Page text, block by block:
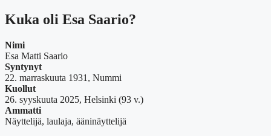
Kuka oli Esa Saario?
Nimi
Esa Matti Saario
Syntynyt
22. marraskuuta 1931, Nummi
Kuollut
26. syyskuuta 2025, Helsinki (93 v.)
Ammatti
Näyttelijä, laulaja, ääninäyttelijä